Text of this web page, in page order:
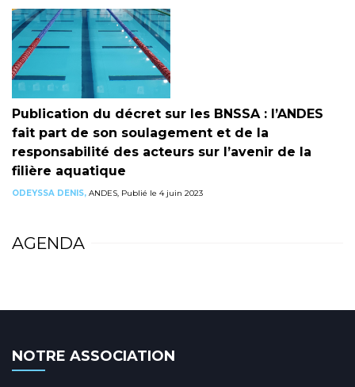
Publication du décret sur les BNSSA : l’ANDES
fait part de son soulagement et de la
responsabilité des acteurs sur l’avenir de la
filière aquatique
ODEYSSA DENIS, ANDES, Publié le 4 juin 2023
AGENDA
NOTRE ASSOCIATION